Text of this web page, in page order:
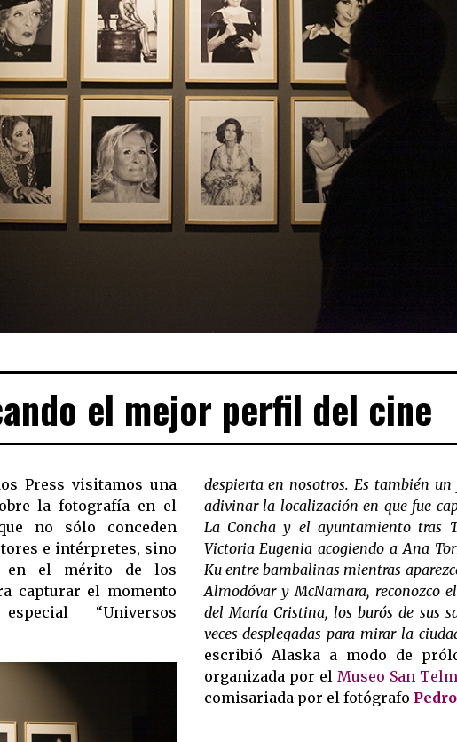
el mejor perfil del cine
Press visitamos una
la fotografía en el
no sólo conceden
e intérpretes, sino
en el mérito de los
capturar el momento
“Universos
despierta en nosotros. Es también
adivinar la localización en que fue
La Concha y el ayuntamiento tras
Victoria Eugenia acogiendo a Ana
Ku entre bambalinas mientras
Almodóvar y McNamara, reconozco
del María Cristina, los burós de sus
veces desplegadas para mirar la
escribió Alaska a modo de
organizada por el Museo San
comisariada por el fotógrafo